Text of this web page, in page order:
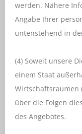
werden. Nähere
Angabe Ihrer
untenstehend in
(4) Soweit unsere
einem Staat
Wirtschaftsraumen
über die Folgen
des Angebotes.